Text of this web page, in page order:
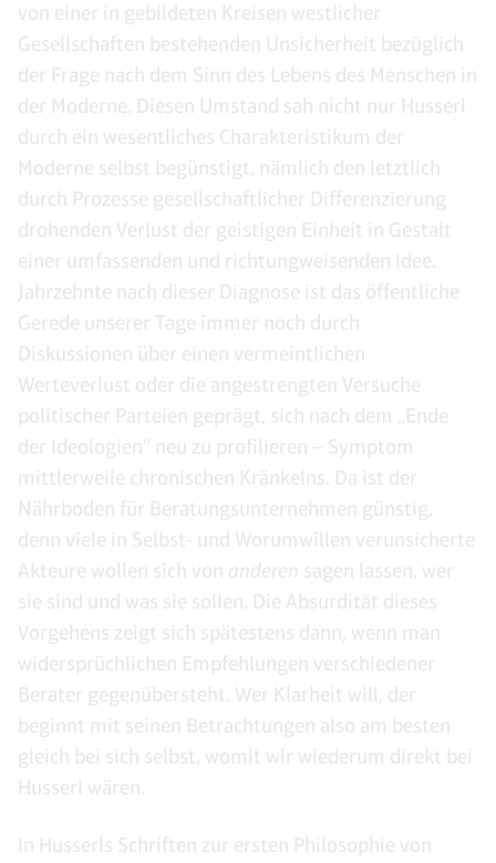
von einer in gebildeten Kreisen westlicher
Gesellschaften bestehenden Unsicherheit bezüglich
der Frage nach dem Sinn des Lebens des Menschen in
der Moderne. Diesen Umstand sah nicht nur Husserl
durch ein wesentliches Charakteristikum der
Moderne selbst begünstigt, nämlich den letztlich
durch Prozesse gesellschaftlicher Differenzierung
drohenden Verlust der geistigen Einheit in Gestalt
einer umfassenden und richtungweisenden Idee.
Jahrzehnte nach dieser Diagnose ist das öffentliche
Gerede unserer Tage immer noch durch
Diskussionen über einen vermeintlichen
Werteverlust oder die angestrengten Versuche
politischer Parteien geprägt, sich nach dem „Ende
der Ideologien“ neu zu profilieren – Symptom
mittlerweile chronischen Kränkelns. Da ist der
Nährboden für Beratungsunternehmen günstig,
denn viele in Selbst- und Worumwillen verunsicherte
Akteure wollen sich von anderen sagen lassen, wer
sie sind und was sie sollen. Die Absurdität dieses
Vorgehens zeigt sich spätestens dann, wenn man
widersprüchlichen Empfehlungen verschiedener
Berater gegenübersteht. Wer Klarheit will, der
beginnt mit seinen Betrachtungen also am besten
gleich bei sich selbst, womit wir wiederum direkt bei
Husserl wären.
In Husserls Schriften zur ersten Philosophie von